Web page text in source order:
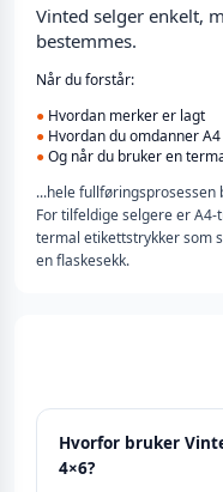
Vinted selger enkelt,
bestemmes.
Når du forstår:
● Hvordan merker er lagt
● Hvordan du omdanner
●Og når du bruker en
...hele
For tilfeldige selgere er
termal etikettstrykker som
en flaskesekk.
Hvorfor bruker
4×6?